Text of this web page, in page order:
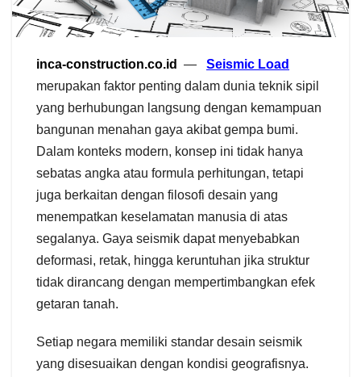
inca-construction.co.id — Seismic Load
merupakan faktor penting dalam dunia teknik sipil
yang berhubungan langsung dengan kemampuan
bangunan menahan gaya akibat gempa bumi.
Dalam konteks modern, konsep ini tidak hanya
sebatas angka atau formula perhitungan, tetapi
juga berkaitan dengan filosofi desain yang
menempatkan keselamatan manusia di atas
segalanya. Gaya seismik dapat menyebabkan
deformasi, retak, hingga keruntuhan jika struktur
tidak dirancang dengan mempertimbangkan efek
getaran tanah.
Setiap negara memiliki standar desain seismik
yang disesuaikan dengan kondisi geografisnya.